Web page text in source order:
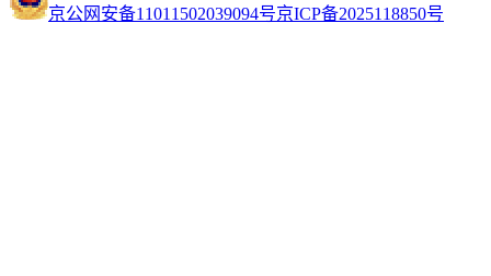
京公网安备11011502039094号京ICP备2025118850号